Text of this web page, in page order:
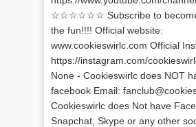
☆☆☆☆☆☆ Subscribe to
the fun!!!! Official website:
www.cookieswirlc.com Official
https://instagram.com/
None - Cookieswirlc does NOT
facebook Email:
Cookieswirlc does Not have
Snapchat, Skype or any other